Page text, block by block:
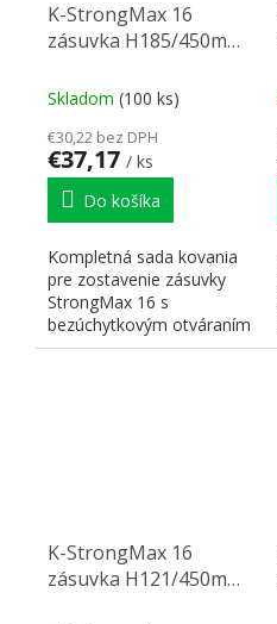
K-StrongMax 16
zásuvka H185/450mm
Skladom (100 ks)
€30,22 bez DPH
€37,17 / ks
Do košíka
Kompletná sada kovania
pre zostavenie zásuvky
StrongMax 16 s
bezúchytkovým otváraním
"PUSH". Nutné doplniť
K-StrongMax 16
zásuvka H121/450mm